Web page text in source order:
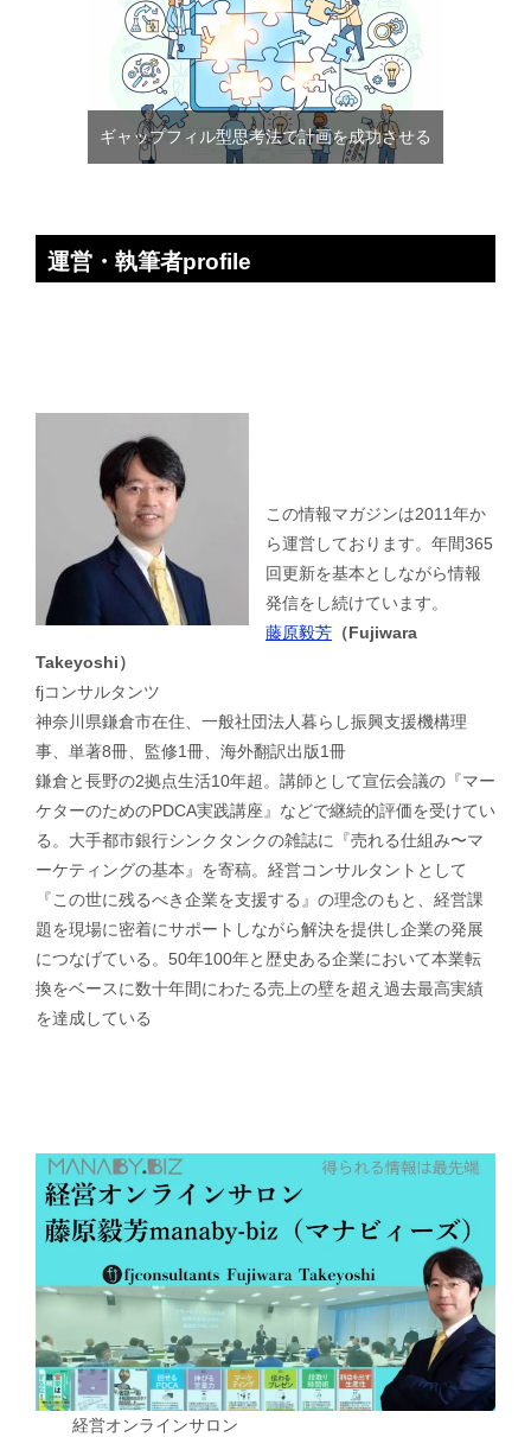
ギャップフィル型思考法で計画を成功させる
運営・執筆者profile
この情報マガジンは2011年か
ら運営しております。年間365
回更新を基本としながら情報
発信をし続けています。
藤原毅芳 （Fujiwara
Takeyoshi）
fjコンサルタンツ
神奈川県鎌倉市在住、一般社団法人暮らし振興支援機構理
事、単著8冊、監修1冊、海外翻訳出版1冊
鎌倉と長野の2拠点生活10年超。講師として宣伝会議の『マー
ケターのためのPDCA実践講座』などで継続的評価を受けてい
る。大手都市銀行シンクタンクの雑誌に『売れる仕組み〜マ
ーケティングの基本』を寄稿。経営コンサルタントとして
『この世に残るべき企業を支援する』の理念のもと、経営課
題を現場に密着にサポートしながら解決を提供し企業の発展
につなげている。50年100年と歴史ある企業において本業転
換をベースに数十年間にわたる売上の壁を超え過去最高実績
を達成している
経営オンラインサロン